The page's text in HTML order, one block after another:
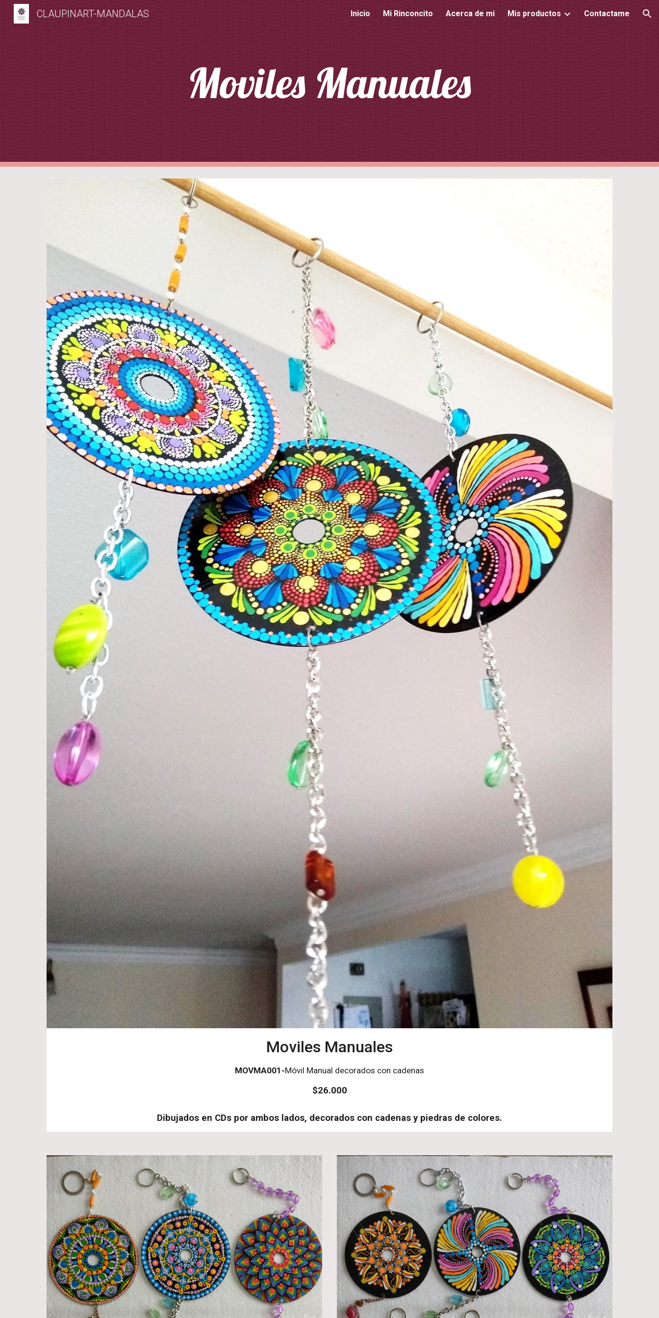
Skip to navigation
CLAUPINART-MANDALAS Inicio Mi Rinconcito Acerca de mi Mis productos Contactame
Moviles Manuales
Moviles Manuales
MOVMA001-Móvil Manual decorados con cadenas
$26.000
Dibujados en CDs por ambos lados, decorados con cadenas y piedras de colores.